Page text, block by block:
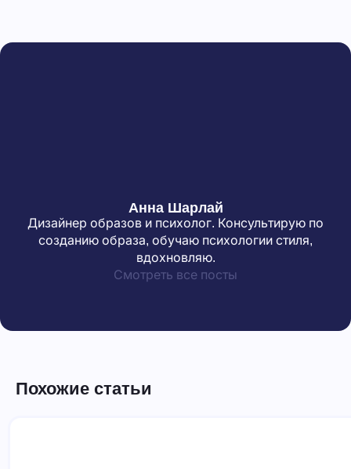
Анна Шарлай
Дизайнер образов и психолог. Консультирую по
созданию образа, обучаю психологии стиля,
вдохновляю.
Смотреть все посты
Похожие статьи